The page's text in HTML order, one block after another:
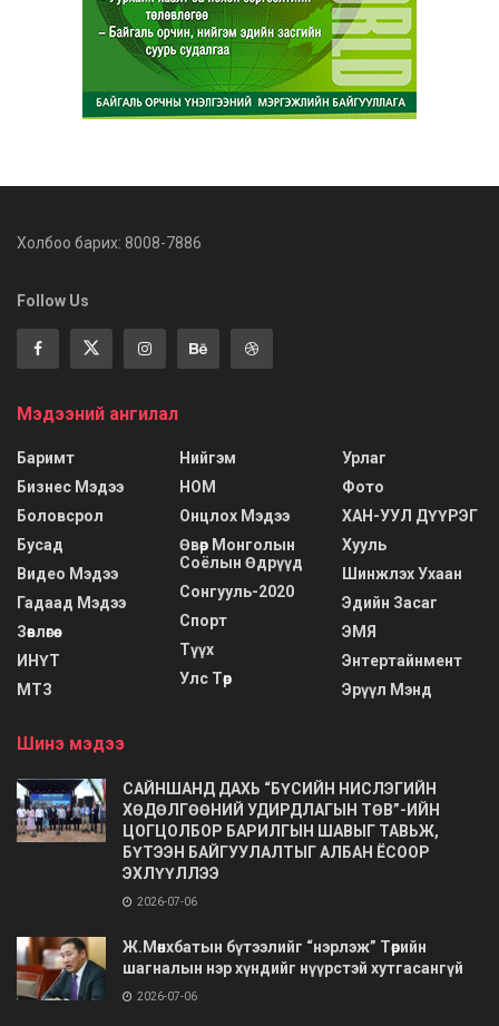
Холбоо барих: 8008-7886
Follow Us
Мэдээний ангилал
Баримт
Бизнес Мэдээ
Боловсрол
Бусад
Видео Мэдээ
Гадаад Мэдээ
Зөвлөгөө
ИНҮТ
МТЗ
Нийгэм
НОМ
Онцлох Мэдээ
Өвөр Монголын
Соёлын Өдрүүд
Сонгууль-2020
Спорт
Түүх
Улс Төр
Урлаг
Фото
ХАН-УУЛ ДҮҮРЭГ
Хууль
Шинжлэх Ухаан
Эдийн Засаг
ЭМЯ
Энтертайнмент
Эрүүл Мэнд
Шинэ мэдээ
САЙНШАНД ДАХЬ “БҮСИЙН НИСЛЭГИЙН
ХӨДӨЛГӨӨНИЙ УДИРДЛАГЫН ТӨВ”-ИЙН
ЦОГЦОЛБОР БАРИЛГЫН ШАВЫГ ТАВЬЖ,
БҮТЭЭН БАЙГУУЛАЛТЫГ АЛБАН ЁСООР
ЭХЛҮҮЛЛЭЭ
2026-07-06
Ж.Мөнхбатын бүтээлийг “нэрлэж” Төрийн
шагналын нэр хүндийг нүүрстэй хутгасангүй
2026-07-06